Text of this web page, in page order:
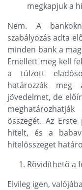
megkapjuk a
Nem. A
szabályozás adta
minden bank a
Emellett meg kell
a túlzott
határozzák meg
jövedelmet, de
összegét. Az
hitelt, és a
hitelösszeget
Rövidíthető a
Elvileg igen,